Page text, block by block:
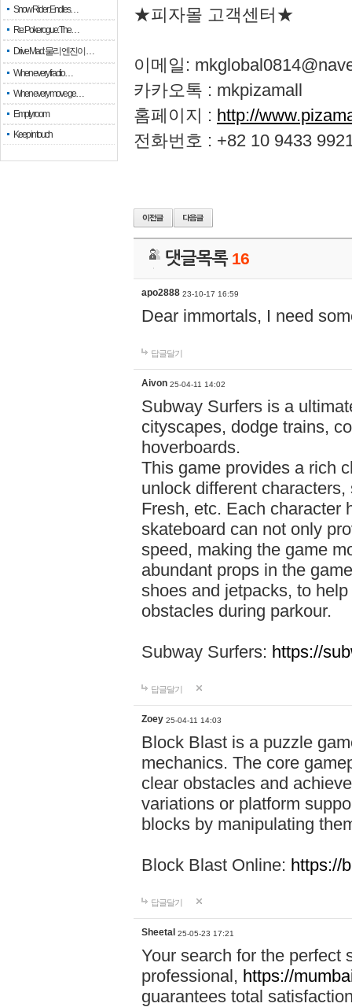
Snow Rider: Endles…
Re: Pokerogue: The…
Drive Mad: 물리 엔진이 …
When every fractio…
When every move ge…
Empty room
Keep in touch
★피자몰 고객센터★
이메일:
카카오톡 : mkpizamall
홈페이지 : http://
전화번호 : +82 10 9433
댓글목록 16
apo2888 23-10-17 16:59
Dear immortals, I need
답글달기
Aivon 25-04-11 14:02
Subway Surfers is a
cityscapes, dodge trains,
hoverboards.
This game provides a rich
unlock different
Fresh, etc. Each character
skateboard can not only
speed, making the game
abundant props in the
shoes and jetpacks, to
obstacles during parkour.
Subway Surfers: https://
답글달기
Zoey 25-04-11 14:03
Block Blast is a puzzle
mechanics. The core
clear obstacles and
variations or platform
blocks by manipulating
Block Blast Online: https://
답글달기
Sheetal 25-05-23 17:21
Your search for the perfect
professional, https://
guarantees total